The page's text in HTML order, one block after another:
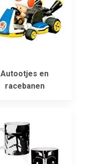
Autootjes en
racebanen